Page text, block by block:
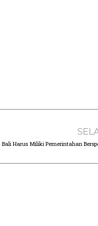
Bali Harus Miliki Pemerintahan